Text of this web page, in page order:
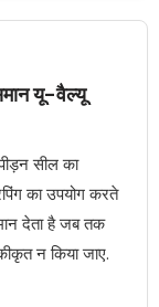
यू-वैल्यू
सील का
का उपयोग करते
देता है जब तक
न किया जाए.